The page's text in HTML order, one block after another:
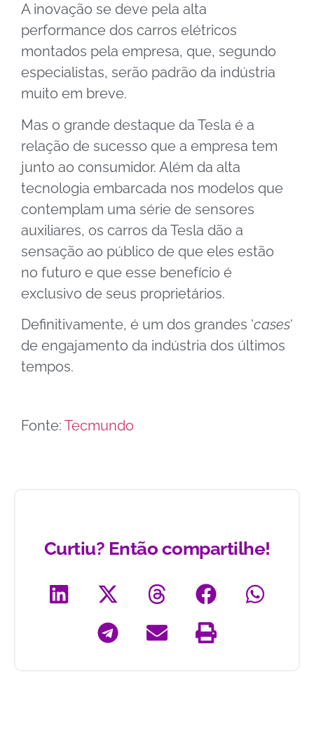
A inovação se deve pela alta
performance dos carros elétricos
montados pela empresa, que, segundo
especialistas, serão padrão da indústria
muito em breve.
Mas o grande destaque da Tesla é a
relação de sucesso que a empresa tem
junto ao consumidor. Além da alta
tecnologia embarcada nos modelos que
contemplam uma série de sensores
auxiliares, os carros da Tesla dão a
sensação ao público de que eles estão
no futuro e que esse benefício é
exclusivo de seus proprietários.
Definitivamente, é um dos grandes ‘cases‘
de engajamento da indústria dos últimos
tempos.
Fonte: Tecmundo
Curtiu? Então compartilhe!